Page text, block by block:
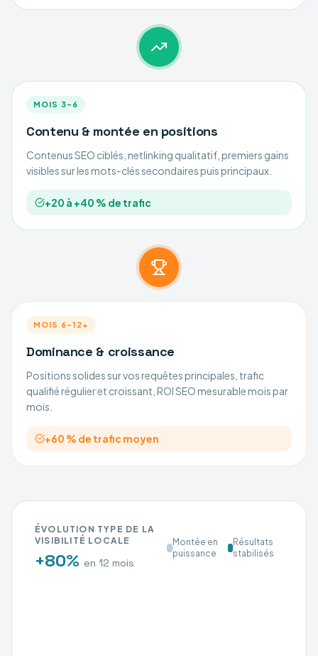
MOIS 3–6
Contenu & montée en positions
Contenus SEO ciblés, netlinking qualitatif, premiers gains
visibles sur les mots-clés secondaires puis principaux.
+20 à +40 % de trafic
MOIS 6–12+
Dominance & croissance
Positions solides sur vos requêtes principales, trafic
qualifié régulier et croissant, ROI SEO mesurable mois par
mois.
+60 % de trafic moyen
ÉVOLUTION TYPE DE LA
VISIBILITÉ LOCALE
+80% en 12 mois
Montée en
puissance
Résultats
stabilisés